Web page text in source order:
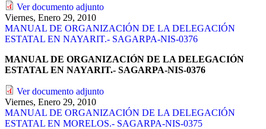
Ver documento adjunto
Viernes, Enero 29, 2010
MANUAL DE ORGANIZACIÓN DE LA DELEGACIÓN
ESTATAL EN NAYARIT.- SAGARPA-NIS-0376
MANUAL DE ORGANIZACIÓN DE LA DELEGACIÓN
ESTATAL EN NAYARIT.- SAGARPA-NIS-0376
Ver documento adjunto
Viernes, Enero 29, 2010
MANUAL DE ORGANIZACIÓN DE LA DELEGACIÓN
ESTATAL EN MORELOS.- SAGARPA-NIS-0375